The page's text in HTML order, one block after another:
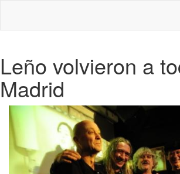
Leño volvieron a
Madrid